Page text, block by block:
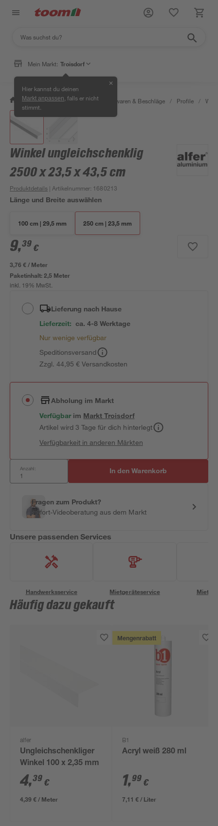
Mein Markt: Troisdorf
Hier kannst du deinen
Markt anpassen , falls er nicht
stimmt.
✕
/ Werkstatt & Maschinen / Eisenwaren & Beschläge / Profile /
Winkel ungleichschenklig
2500 x 23,5 x 43,5 cm
Produktdetails | Artikelnummer: 1680213
Länge und Breite auswählen
100 cm | 29,5 mm 250 cm | 23,5 mm
9,39 €
3,76 € / Meter
Paketinhalt:2,5 Meter
inkl. 19% MwSt.
Lieferung nach Hause
Lieferzeit: ca. 4-8 Werktage
Nur wenige verfügbar
Speditionsversand
Zzgl. 44,95 € Versandkosten
Abholung im Markt
Verfügbar im MarktTroisdorf
Artikel wird 3 Tage für dich hinterlegt
Verfügbarkeit in anderen Märkten
Anzahl: In den Warenkorb
Fragen zum Produkt?
Sofort-Videoberatung aus dem Markt
Unsere passenden Services
Handwerksservice Mietgeräteservice
Häufig dazu gekauft
alfer
Ungleichschenkliger
Winkel 100 x 2,35 mm
4,39 €
4,39 € / Meter
Mengenrabatt
B1
Acryl weiß 280 ml
1,99 €
7,11 € / Liter